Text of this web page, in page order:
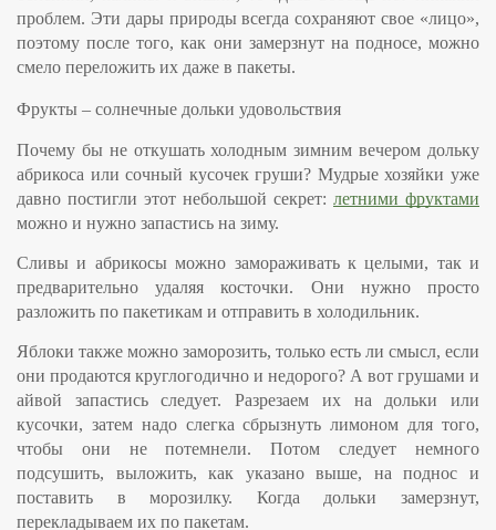
проблем. Эти дары природы всегда сохраняют свое «лицо»,
поэтому после того, как они замерзнут на подносе, можно
смело переложить их даже в пакеты.
Фрукты – солнечные дольки удовольствия
Почему бы не откушать холодным зимним вечером дольку
абрикоса или сочный кусочек груши? Мудрые хозяйки уже
давно постигли этот небольшой секрет: летними фруктами
можно и нужно запастись на зиму.
Сливы и абрикосы можно замораживать к целыми, так и
предварительно удаляя косточки. Они нужно просто
разложить по пакетикам и отправить в холодильник.
Яблоки также можно заморозить, только есть ли смысл, если
они продаются круглогодично и недорого? А вот грушами и
айвой запастись следует. Разрезаем их на дольки или
кусочки, затем надо слегка сбрызнуть лимоном для того,
чтобы они не потемнели. Потом следует немного
подсушить, выложить, как указано выше, на поднос и
поставить в морозилку. Когда дольки замерзнут,
перекладываем их по пакетам.